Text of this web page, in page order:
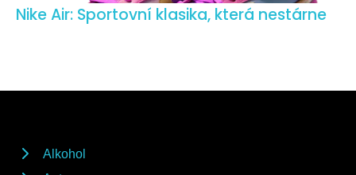
Nike Air: Sportovní klasika, která nestárne
Alkohol